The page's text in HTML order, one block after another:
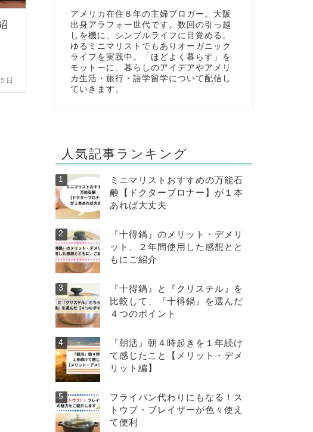
日
アメリカ在住８年の主婦ブロガー。大阪
出身アラフォー世代です。数回の引っ越
しを機に、シンプルライフに目覚める。
ゆるミニマリストでもありオーガニック
ライフを実践中。「ほどよく暮らす」を
モットーに、暮らしのアイデアやアメリ
カ生活・旅行・語学留学について配信し
ていきます。
人気記事ランキング
ミニマリストおすすめの万能石
鹸【ドクターブロナー】が１本
あれば大丈夫
『十得鍋』のメリット・デメリ
ット、２年間使用した感想とと
もにご紹介
『十得鍋』と『クリステル』を
比較して、『十得鍋』を選んだ
４つのポイント
『朝活』朝４時起きを１年続け
て感じたこと【メリット・デメ
リット編】
フライパン代わりにもなる！ス
トウブ・ブレイザーが色々使え
て便利